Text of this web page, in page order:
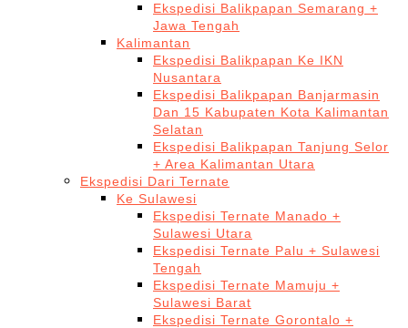
Ekspedisi Balikpapan Semarang +
Jawa Tengah
Kalimantan
Ekspedisi Balikpapan Ke IKN
Nusantara
Ekspedisi Balikpapan Banjarmasin
Dan 15 Kabupaten Kota Kalimantan
Selatan
Ekspedisi Balikpapan Tanjung Selor
+ Area Kalimantan Utara
Ekspedisi Dari Ternate
Ke Sulawesi
Ekspedisi Ternate Manado +
Sulawesi Utara
Ekspedisi Ternate Palu + Sulawesi
Tengah
Ekspedisi Ternate Mamuju +
Sulawesi Barat
Ekspedisi Ternate Gorontalo +